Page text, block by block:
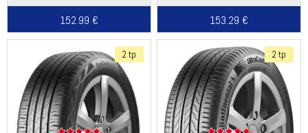
152.99 €
153.29 €
2 tp 2 tp